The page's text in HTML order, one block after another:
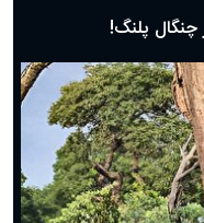
چنگال پلنگ!